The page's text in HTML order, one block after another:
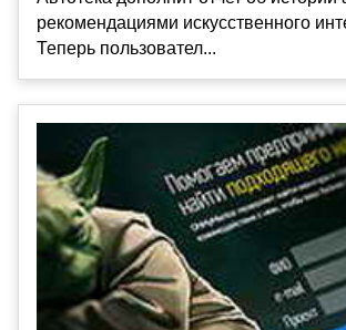
рекомендациями искусственного
Теперь пользовател...